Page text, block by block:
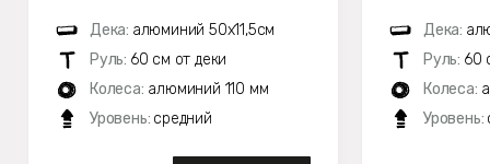
Дека: алюминий 50х11,5см
Руль: 60 см от деки
Колеса: алюминий 110 мм
Уровень: средний
Дека:
Руль: 60
Колеса:
Уровень: